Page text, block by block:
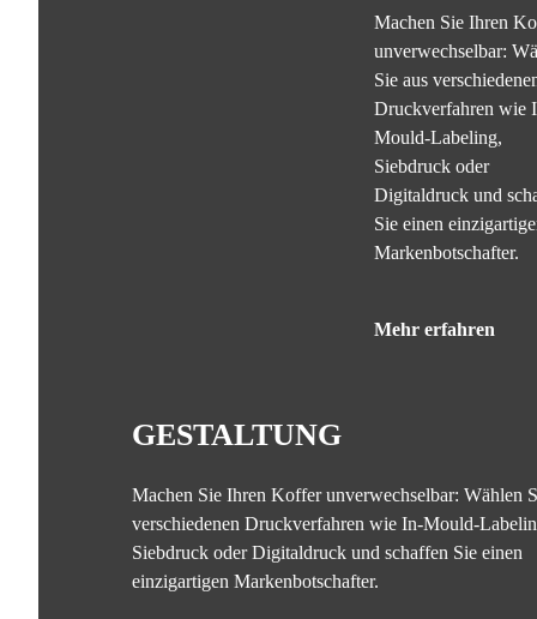
Machen Sie Ihren
unverwechselbar:
Sie aus
Druckverfahren wie
Mould-Labeling,
Siebdruck oder
Digitaldruck und
Sie einen
Markenbotschafter.
Mehr erfahren
GESTALTUNG
Machen Sie Ihren Koffer unverwechselbar: Wählen
verschiedenen Druckverfahren wie In-Mould-
Siebdruck oder Digitaldruck und schaffen Sie einen
einzigartigen Markenbotschafter.